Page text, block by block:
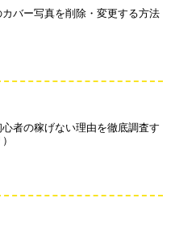
バー写真を削除・変更する方法
者の稼げない理由を徹底調査す